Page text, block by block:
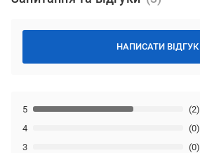
НАПИСАТИ ВІДГУК
3 (0)
4 (0)
5 (2)